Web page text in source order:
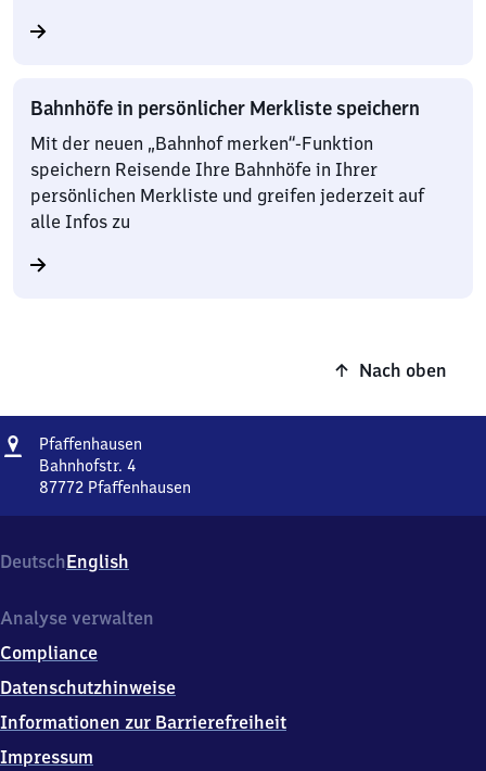
Bahnhöfe in persönlicher Merkliste speichern
Mit der neuen „Bahnhof merken“-Funktion
speichern Reisende Ihre Bahnhöfe in Ihrer
persönlichen Merkliste und greifen jederzeit auf
alle Infos zu
Nach oben
Adresse
Pfaffenhausen
Bahnhofstr. 4
87772 Pfaffenhausen
4,
8
7
2
Pfaffenhausen
DeutschEnglish
Analyse verwalten
Compliance
Datenschutzhinweise
Informationen zur Barrierefreiheit
Impressum